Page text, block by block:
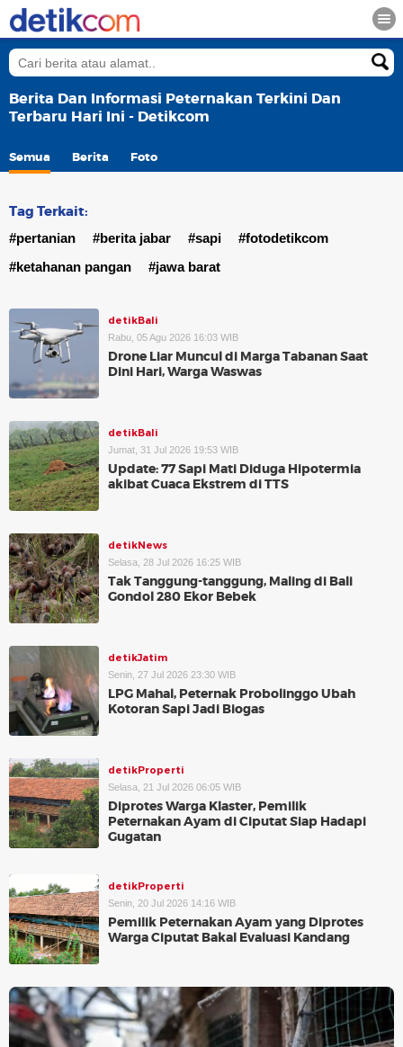
Berita Dan Informasi Peternakan Terkini Dan
Terbaru Hari Ini - Detikcom
Semua Berita Foto
Tag Terkait:
#pertanian #berita jabar #sapi
#fotodetikcom
#ketahanan pangan
#jawa barat
detikBali
Rabu, 05 Agu 2026 16:03 WIB
Drone Liar Muncul di Marga Tabanan Saat
Dini Hari, Warga Waswas
detikBali
Jumat, 31 Jul 2026 19:53 WIB
Update: 77 Sapi Mati Diduga Hipotermia
akibat Cuaca Ekstrem di TTS
detikNews
Selasa, 28 Jul 2026 16:25 WIB
Tak Tanggung-tanggung, Maling di Bali
Gondol 280 Ekor Bebek
detikJatim
Senin, 27 Jul 2026 23:30 WIB
LPG Mahal, Peternak Probolinggo Ubah
Kotoran Sapi Jadi Biogas
detikProperti
Selasa, 21 Jul 2026 06:05 WIB
Diprotes Warga Klaster, Pemilik
Peternakan Ayam di Ciputat Siap Hadapi
Gugatan
detikProperti
Senin, 20 Jul 2026 14:16 WIB
Pemilik Peternakan Ayam yang Diprotes
Warga Ciputat Bakal Evaluasi Kandang